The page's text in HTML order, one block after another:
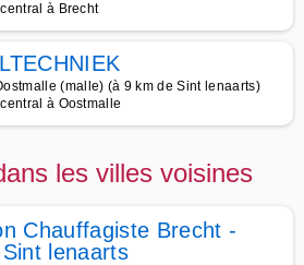
à Brecht
(malle) (à 9 km de Sint lenaarts)
à Oostmalle
les villes voisines
Chauffagiste Brecht -
lenaarts